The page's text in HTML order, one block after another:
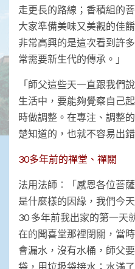
走更長的路線；香積組的
大家準備美味又美觀的佳
非常高興的是這次看到許
常需要新生代的傳承。」
「師父這些天一直跟我們
生活中，要能夠覺察自己
時做調整。在專注、調整
楚知道的，也就不容易出錯
30多年前的禪堂、禪關
法用法師︰「感恩各位菩
是什麼樣的因緣，我們今
30 多年前我出家的第一天
在的聞喜堂那裡閉關，當
會漏水，沒有水桶，師父
袋，用垃圾袋接水；水滿